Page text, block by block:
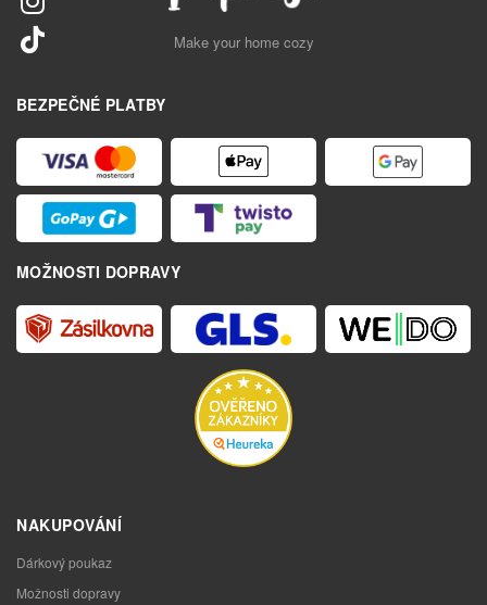
Make your home cozy
BEZPEČNÉ PLATBY
MOŽNOSTI DOPRAVY
NAKUPOVÁNÍ
Dárkový poukaz
Možnosti dopravy